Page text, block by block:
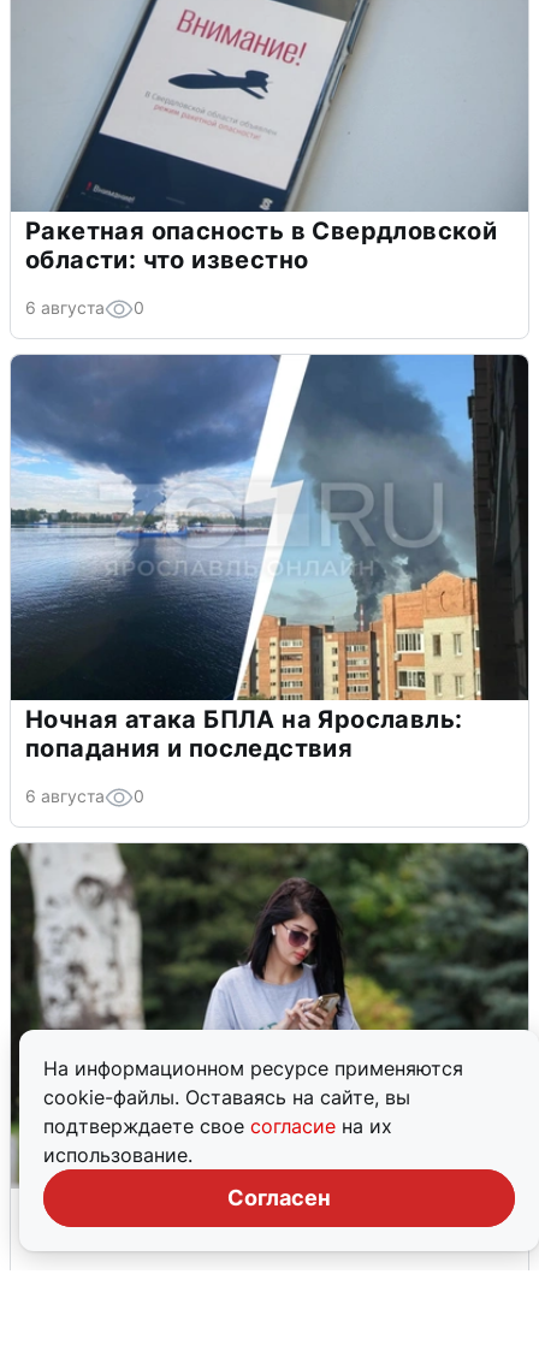
На информационном ресурсе применяются
cookie-файлы. Оставаясь на сайте, вы
подтверждаете свое согласие на их
использование.
Согласен
Ракетная опасность в Свердловской
области: что известно
6 августа 0
Ночная атака БПЛА на Ярославль:
попадания и последствия
6 августа 0
Волгоградцы остались без
мобильного интернета